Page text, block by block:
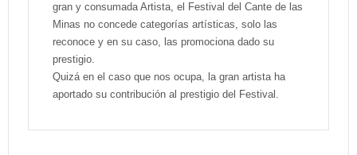
gran y consumada Artista, el Festival del Cante de las
Minas no concede categorías artísticas, solo las
reconoce y en su caso, las promociona dado su
prestigio.
Quizá en el caso que nos ocupa, la gran artista ha
aportado su contribución al prestigio del Festival.